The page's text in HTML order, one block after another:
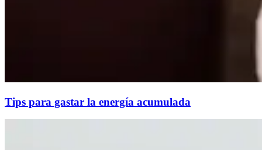
Tips para gastar la energía acumulada